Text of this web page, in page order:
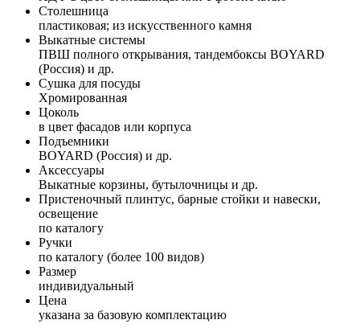
Столешница
пластиковая; из искусственного камня
Выкатные системы
ПВШ полного открывания, тандембоксы BOYARD
(Россия) и др.
Сушка для посуды
Хромированная
Цоколь
в цвет фасадов или корпуса
Подъемники
BOYARD (Россия) и др.
Аксессуары
Выкатные корзины, бутылочницы и др.
Пристеночный плинтус, барные стойки и навески,
освещение
по каталогу
Ручки
по каталогу (более 100 видов)
Размер
индивидуальный
Цена
указана за базовую комплектацию